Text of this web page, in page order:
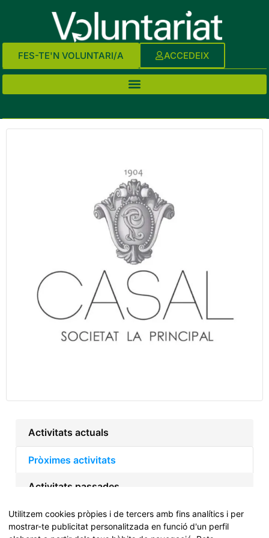
FES-TE'N VOLUNTARI/A ACCEDEIX
Activitats actuals
Pròximes activitats
Activitats passades
Actualment no hi ha activitats
Utilitzem cookies pròpies i de tercers amb fins analítics i per
mostrar-te publicitat personalitzada en funció d'un perfil